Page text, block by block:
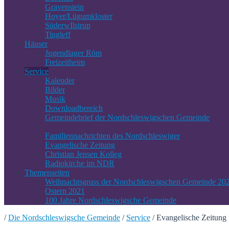
Gravenstein
Hoyer/Lügumkloster
SüderwIlstrup
Tingleff
Häuser
Jugendlager Röm
Freizeitheim
Service
Kalender
Bilder
Musik
Downloadbereich
Gemeindebrief der Nordschleswigschen Gemeinde
Familiennachrichten des Nordschleswiger
Evangelische Zeitung
Christian Jensen Kolleg
Radiokirche im NDR
Themenseiten
Weihnachtsgruss der Nordschleswigschen Gemeinde
Ostern 2021
100 Jahre Nordschleswigsche Gemeinde
/ Die Nordschleswigsche Gemeinde / Service /Evangelische Zeitung